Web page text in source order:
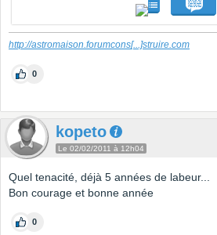
http://astromaison.forumcons[...]struire.com
0
kopeto
Le 02/02/2011 à 12h04
Quel tenacité, déjà 5 années de labeur...
Bon courage et bonne année
0